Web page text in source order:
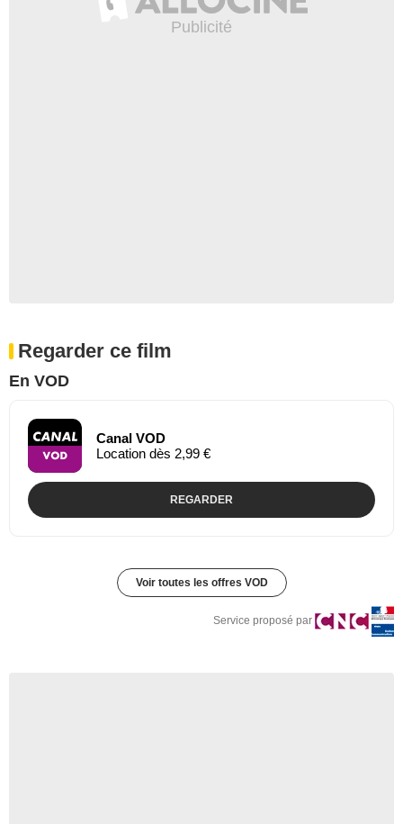
Regarder ce film
En VOD
Canal VOD
Location dès 2,99 €
REGARDER
Voir toutes les offres VOD
Service proposé par